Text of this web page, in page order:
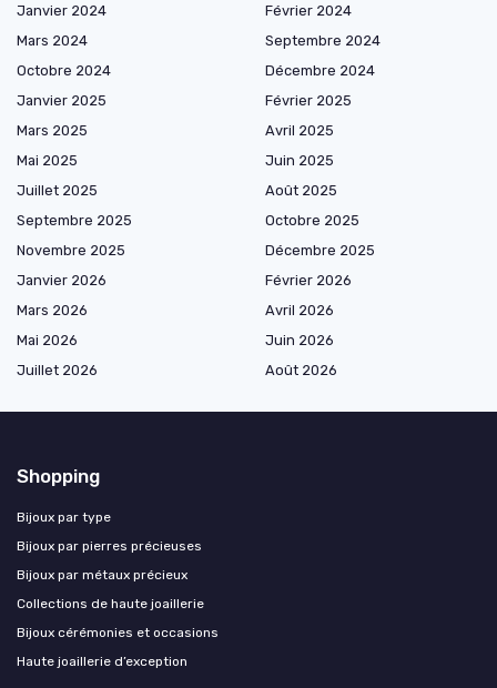
Janvier 2024
Février 2024
Mars 2024
Septembre 2024
Octobre 2024
Décembre 2024
Janvier 2025
Février 2025
Mars 2025
Avril 2025
Mai 2025
Juin 2025
Juillet 2025
Août 2025
Septembre 2025
Octobre 2025
Novembre 2025
Décembre 2025
Janvier 2026
Février 2026
Mars 2026
Avril 2026
Mai 2026
Juin 2026
Juillet 2026
Août 2026
Shopping
Bijoux par type
Bijoux par pierres précieuses
Bijoux par métaux précieux
Collections de haute joaillerie
Bijoux cérémonies et occasions
Haute joaillerie d’exception